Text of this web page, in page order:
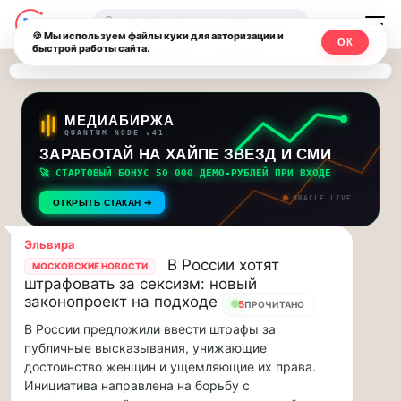
Последние
новости
и
обновления
потока:
Друзья,
приглашаем
на
музыкальную
прогулку
по
Москве
Чайковского!…
Друзья,
приглашаем
на
музыкальную
Москвичи.net
—
Главный
столичный
чат-
мессенджер,
новости
и
инсайды
Москвы
🔍
МЕДИАБИРЖА
QUANTUM NODE v41
ЗАРАБОТАЙ НА ХАЙПЕ ЗВЕЗД И СМИ
🚀 СТАРТОВЫЙ БОНУС 50 000 ДЕМО-РУБЛЕЙ ПРИ ВХОДЕ
ОТКРЫТЬ СТАКАН ➔ ORACLE LIVE
Эльвира
МОСКОВСКИЕ НОВОСТИ
В России хотят
штрафовать за сексизм: новый
законопроект на подходе
5ПРОЧИТАНО
В России предложили ввести штрафы за
публичные высказывания, унижающие
достоинство женщин и ущемляющие их права.
Инициатива направлена на борьбу с
🍪 Мы используем файлы куки для авторизации и
быстрой работы сайта.
ОК